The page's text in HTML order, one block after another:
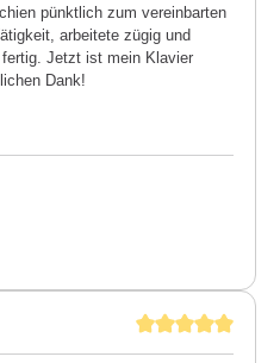
pünktlich zum vereinbarten
arbeitete zügig und
Jetzt ist mein Klavier
Dank!